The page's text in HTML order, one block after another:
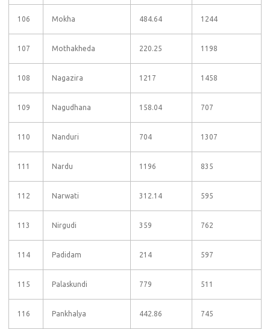
106 Mokha 484.64 1244
107 Mothakheda 220.25 1198
108 Nagazira 1217 1458
109 Nagudhana 158.04 707
110 Nanduri 704 1307
111 Nardu 1196 835
112 Narwati 312.14 595
113 Nirgudi 359 762
114 Padidam 214 597
115 Palaskundi 779 511
116 Pankhalya 442.86 745